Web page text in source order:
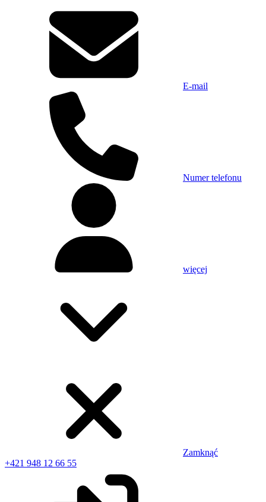
E-mail
Numer telefonu
więcej
Zamknąć
+421 948 12 66 55